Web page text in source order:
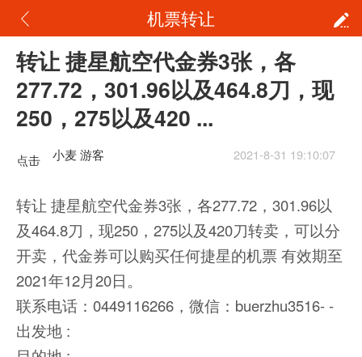
机票转让
转让 捷星航空代金券3张，各
277.72，301.96以及464.8刀，现
250，275以及420 ...
点击
加载
小麦 游客 2021-8-31 19:10:07
转让 捷星航空代金券3张，各277.72，301.96以
及464.8刀，现250，275以及420刀转卖，可以分
开卖，代金券可以购买任何捷星的机票 有效期至
2021年12月20日。
联系电话：0449116266，微信：buerzhu3516- -
出发地 :